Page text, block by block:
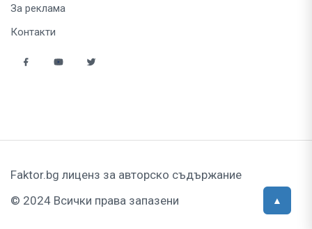
За реклама
Контакти
Faktor.bg лиценз за авторско съдържание
© 2024 Всички права запазени